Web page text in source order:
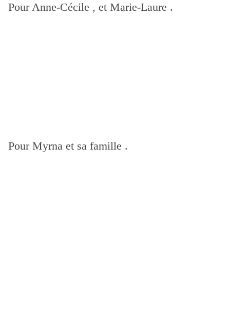
Pour Anne-Cécile , et Marie-Laure .
Pour Myrna et sa famille .